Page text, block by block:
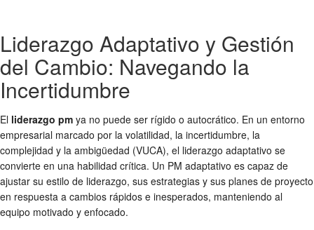
Liderazgo Adaptativo y Gestión
del Cambio: Navegando la
Incertidumbre
El liderazgo pm ya no puede ser rígido o autocrático. En un entorno
empresarial marcado por la volatilidad, la incertidumbre, la
complejidad y la ambigüedad (VUCA), el liderazgo adaptativo se
convierte en una habilidad crítica. Un PM adaptativo es capaz de
ajustar su estilo de liderazgo, sus estrategias y sus planes de proyecto
en respuesta a cambios rápidos e inesperados, manteniendo al
equipo motivado y enfocado.